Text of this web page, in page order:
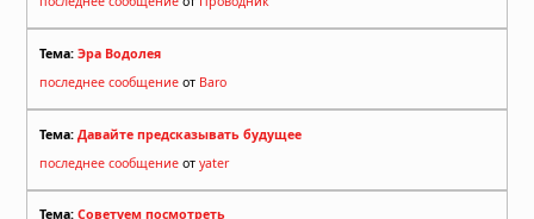
Тема: Эра Водолея
последнее сообщение от Baro
Тема: Давайте предсказывать будущее
последнее сообщение от yater
Тема: Советуем посмотреть